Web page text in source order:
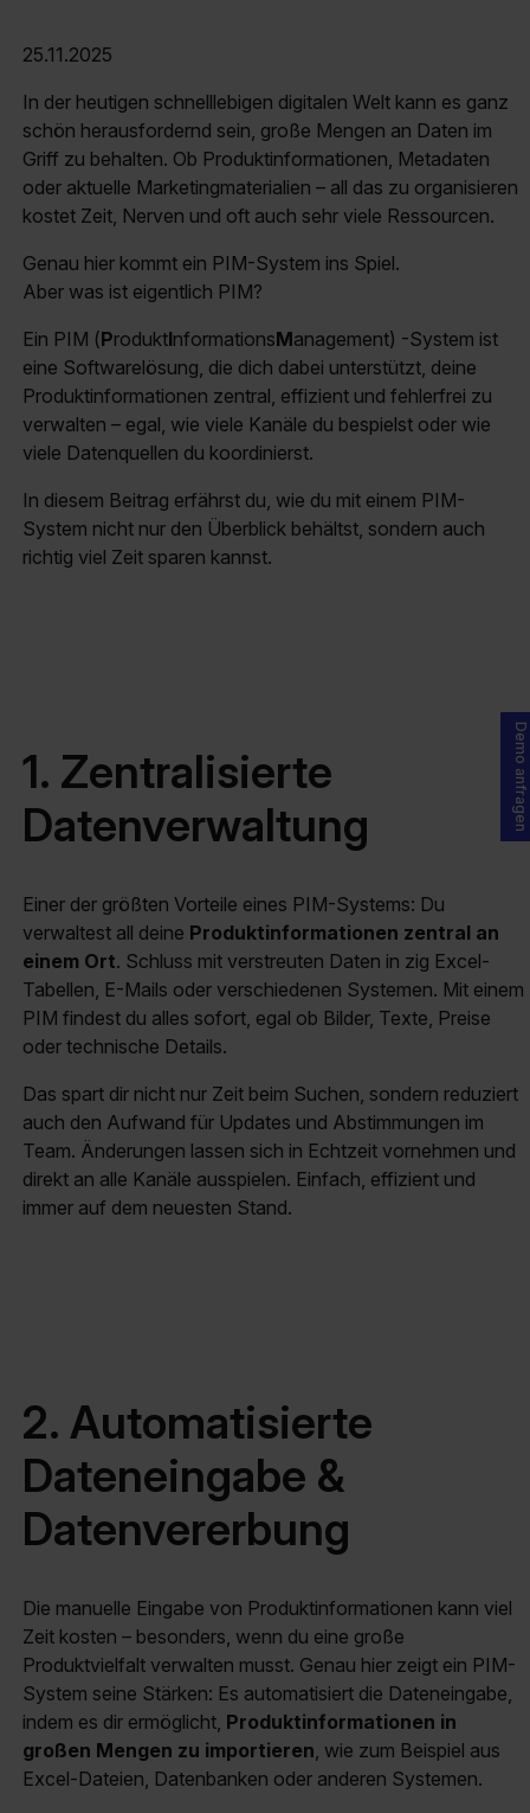
25.11.2025
In der heutigen schnelllebigen digitalen Welt kann es ganz
schön herausfordernd sein, große Mengen an Daten im
Griff zu behalten. Ob Produktinformationen, Metadaten
oder aktuelle Marketingmaterialien – all das zu organisieren
kostet Zeit, Nerven und oft auch sehr viele Ressourcen.
Genau hier kommt ein PIM-System ins Spiel.
Aber was ist eigentlich PIM?
Ein PIM (ProduktInformationsManagement) -System ist
eine Softwarelösung, die dich dabei unterstützt, deine
Produktinformationen zentral, effizient und fehlerfrei zu
verwalten – egal, wie viele Kanäle du bespielst oder wie
viele Datenquellen du koordinierst.
In diesem Beitrag erfährst du, wie du mit einem PIM-
System nicht nur den Überblick behältst, sondern auch
richtig viel Zeit sparen kannst.
1. Zentralisierte
Datenverwaltung
Einer der größten Vorteile eines PIM-Systems: Du
verwaltest all deine Produktinformationen zentral an
einem Ort. Schluss mit verstreuten Daten in zig Excel-
Tabellen, E-Mails oder verschiedenen Systemen. Mit einem
PIM findest du alles sofort, egal ob Bilder, Texte, Preise
oder technische Details.
Das spart dir nicht nur Zeit beim Suchen, sondern reduziert
auch den Aufwand für Updates und Abstimmungen im
Team. Änderungen lassen sich in Echtzeit vornehmen und
direkt an alle Kanäle ausspielen. Einfach, effizient und
immer auf dem neuesten Stand.
2. Automatisierte
Dateneingabe &
Datenvererbung
Die manuelle Eingabe von Produktinformationen kann viel
Zeit kosten – besonders, wenn du eine große
Produktvielfalt verwalten musst. Genau hier zeigt ein PIM-
System seine Stärken: Es automatisiert die Dateneingabe,
indem es dir ermöglicht, Produktinformationen in
großen Mengen zu importieren , wie zum Beispiel aus
Excel-Dateien, Datenbanken oder anderen Systemen.
Demo anfragen